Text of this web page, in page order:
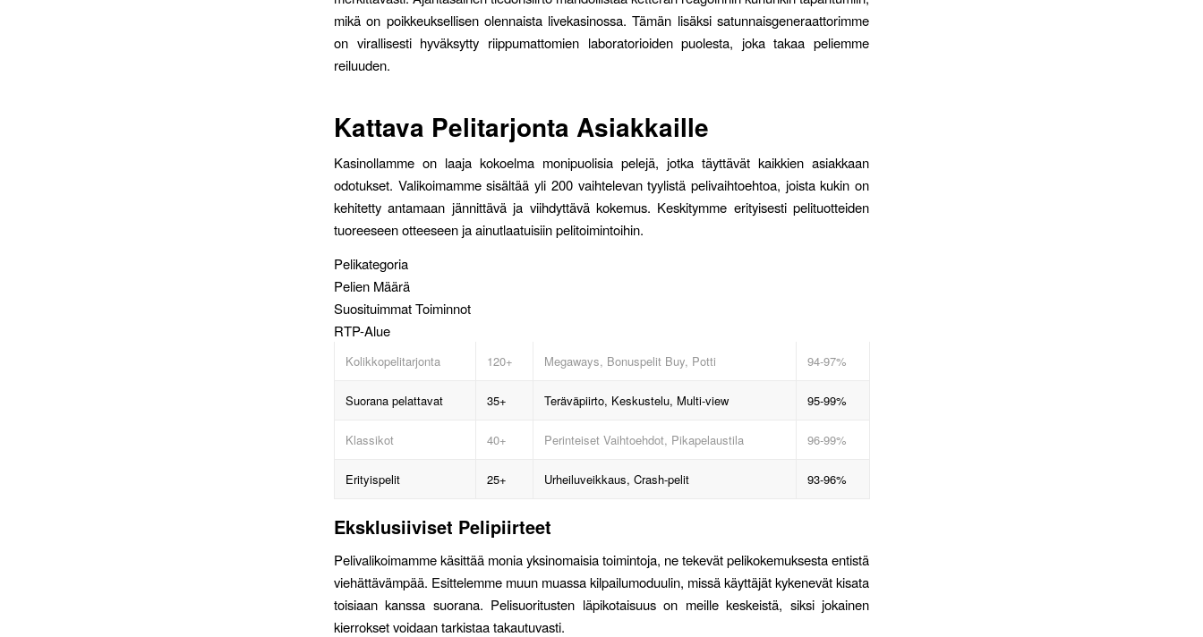
mikä on poikkeuksellisen olennaista livekasinossa. Tämän lisäksi satunnaisgeneraattorimme
on virallisesti hyväksytty riippumattomien laboratorioiden puolesta, joka takaa peliemme
reiluuden.
Kattava Pelitarjonta Asiakkaille
Kasinollamme on laaja kokoelma monipuolisia pelejä, jotka täyttävät kaikkien asiakkaan
odotukset. Valikoimamme sisältää yli 200 vaihtelevan tyylistä pelivaihtoehtoa, joista kukin on
kehitetty antamaan jännittävä ja viihdyttävä kokemus. Keskitymme erityisesti pelituotteiden
tuoreeseen otteeseen ja ainutlaatuisiin pelitoimintoihin.
Pelikategoria
Pelien Määrä
Suosituimmat Toiminnot
RTP-Alue
Kolikkopelitarjonta 120+ Megaways, Bonuspelit Buy, Potti 94-97%
Suorana pelattavat 35+ Teräväpiirto, Keskustelu, Multi-view 95-99%
Klassikot 40+ Perinteiset Vaihtoehdot, Pikapelaustila 96-99%
Erityispelit 25+ Urheiluveikkaus, Crash-pelit 93-96%
Eksklusiiviset Pelipiirteet
Pelivalikoimamme käsittää monia yksinomaisia toimintoja, ne tekevät pelikokemuksesta entistä
viehättävämpää. Esittelemme muun muassa kilpailumoduulin, missä käyttäjät kykenevät kisata
toisiaan kanssa suorana. Pelisuoritusten läpikotaisuus on meille keskeistä, siksi jokainen
kierrokset voidaan tarkistaa takautuvasti.